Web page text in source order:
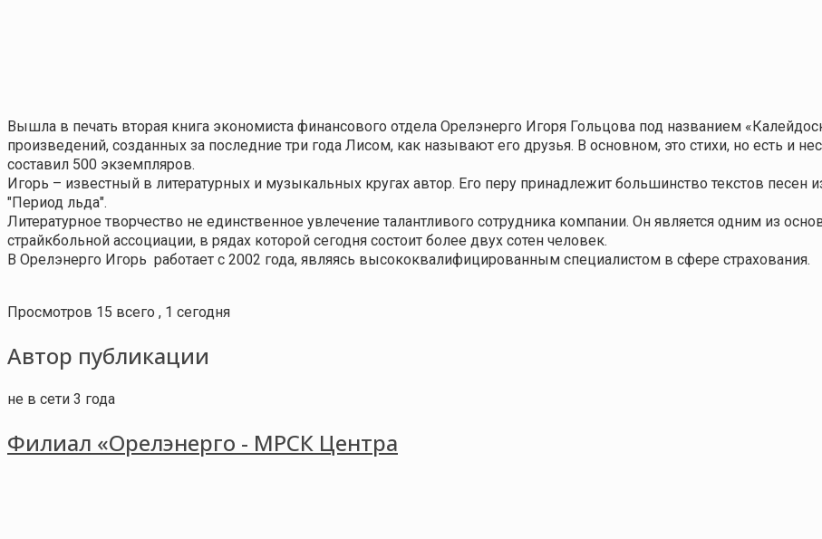
Вышла в печать вторая книга экономиста финансового отдела Орелэнерго Игоря Гольцова под названием
произведений, созданных за последние три года Лисом, как называют его друзья. В основном, это стихи, но есть и
составил 500 экземпляров.
Игорь – известный в литературных и музыкальных кругах автор. Его перу принадлежит большинство текстов песен
"Период льда".
Литературное творчество не единственное увлечение талантливого сотрудника компании. Он является одним из
страйкбольной ассоциации, в рядах которой сегодня состоит более двух сотен человек.
В Орелэнерго Игорь работает с 2002 года, являясь высококвалифицированным специалистом в сфере страхования.
Просмотров 15 всего , 1 сегодня
Автор публикации
не в сети 3 года
Филиал «Орелэнерго - МРСК Центра